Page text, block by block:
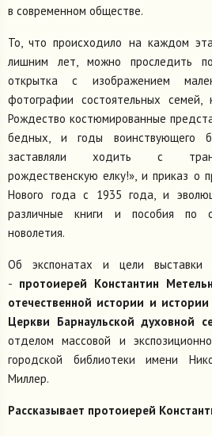
в современном обществе.
То, что происходило на каждом
лишним лет, можно проследить
открытка с изображением
фотографии состоятельных семей,
Рождество костюмированные
бедных, и годы воинствующего
заставляли ходить с
рождественскую елку!», и приказ о
Нового года с 1935 года, и
различные книги и пособия по
новолетия.
Об экспонатах и цели выставки
- протоиерей Константин
отечественной истории и
Церкви Барнаульской духовной
отделом массовой и
городской библиотеки имени
Миллер.
Рассказывает протоиерей